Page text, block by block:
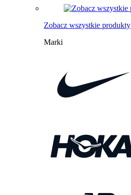
Zobacz wszystkie produkty
Marki